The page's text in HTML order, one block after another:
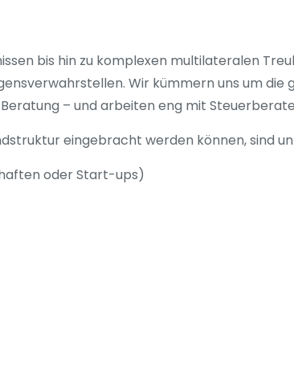
bis hin zu komplexen multilateralen
Wir kümmern uns um
– und arbeiten eng mit
eingebracht werden können, sind
oder Start-ups)